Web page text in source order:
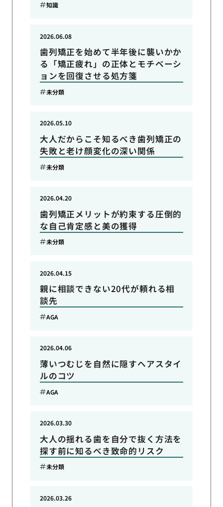
知識
歯列矯正を始めて半年後に襲いかか
る「矯正疲れ」の正体とモチベーシ
ョンを回復させる処方箋
2026.06.08
未分類
大人だからこそ知るべき歯列矯正の
失敗と老け顔変化の深い関係
2026.05.10
未分類
歯列矯正メリットが約束する圧倒的
な自己肯定感と美の獲得
2026.04.20
未分類
親に相談できない20代が頼れる相
談先
2026.04.15
AGA
薄いつむじを自然に隠すヘアスタイ
ルのコツ
2026.04.06
AGA
大人の揺れる歯を自分で抜く方法を
探す前に知るべき致命的リスク
2026.03.30
未分類
2026.03.26